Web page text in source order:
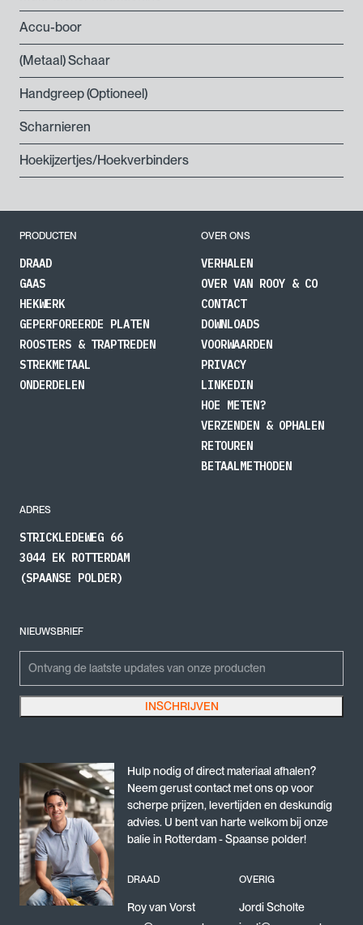
Accu-boor
(Metaal) Schaar
Handgreep (Optioneel)
Scharnieren
Hoekijzertjes/Hoekverbinders
PRODUCTEN
DRAAD
GAAS
HEKWERK
GEPERFOREERDE PLATEN
ROOSTERS & TRAPTREDEN
STREKMETAAL
ONDERDELEN
OVER ONS
VERHALEN
OVER VAN ROOY & CO
CONTACT
DOWNLOADS
VOORWAARDEN
PRIVACY
LINKEDIN
HOE METEN?
VERZENDEN & OPHALEN
RETOUREN
BETAALMETHODEN
ADRES
STRICKLEDEWEG 66
3044 EK ROTTERDAM
(SPAANSE POLDER)
NIEUWSBRIEF
Dit veld is bedoeld voor validatiedoeleinden en moet niet worden gewijzigd.
INSCHRIJVEN
Hulp nodig of direct materiaal afhalen?
Neem gerust contact met ons op voor
scherpe prijzen, levertijden en deskundig
advies. U bent van harte welkom bij onze
balie in Rotterdam - Spaanse polder!
DRAAD
Roy van Vorst
OVERIG
Jordi Scholte